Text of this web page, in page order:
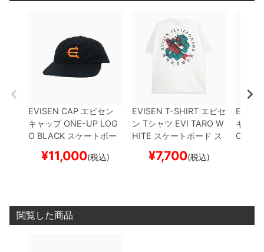
EVISEN CAP エビセン
キャップONE-UP LOG
O BLACK スケートボー
¥11,000(税込)
EVISEN T-SHIRT エビセ
ン Tシャツ EVI TARO W
HITE スケートボード ス
¥7,700(税込)
キャッ
OGO
閲覧した商品